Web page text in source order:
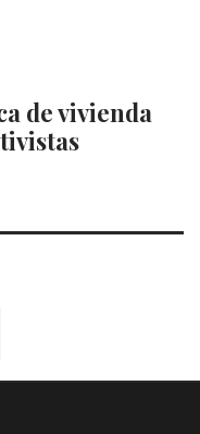
de vivienda